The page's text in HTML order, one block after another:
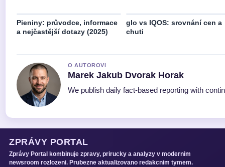
Pieniny: průvodce, informace
a nejčastější dotazy (2025)
glo vs IQOS: srovnání cen a
chuti
O AUTOROVI
Marek Jakub Dvorak Horak
We publish daily fact-based reporting with
ZPRÁVY PORTAL
Zprávy Portal kombinuje zpravy, prirucky a analyzy v modernim
newsroom rozlozeni. Prubezne aktualizovano redakcnim tymem.